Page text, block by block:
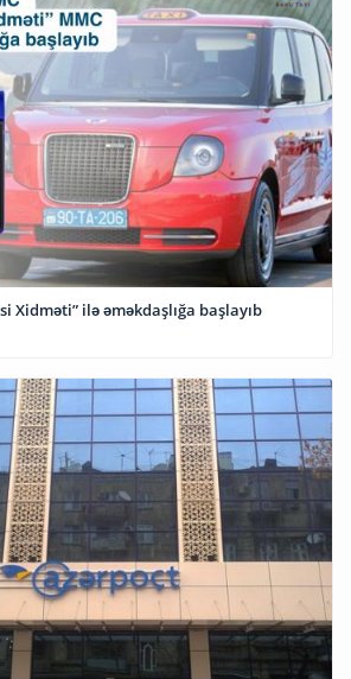
Xidməti” ilə əməkdaşlığa başlayıb